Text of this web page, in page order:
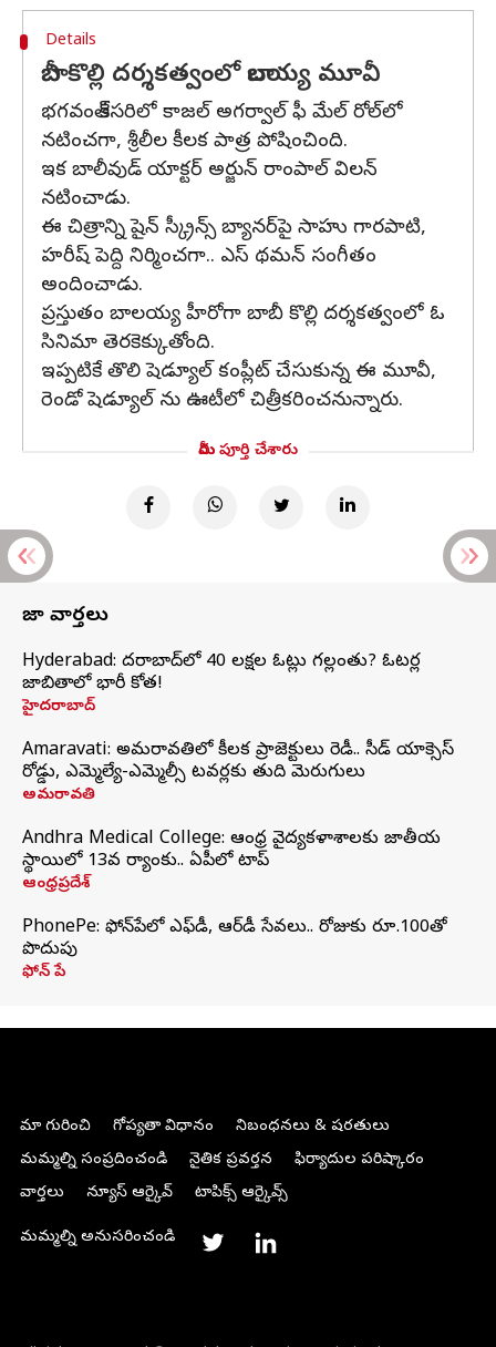
Details
బాబీ కొల్లి దర్శకత్వంలో బాలయ్య మూవీ
భగవంత్ కేసరిలో కాజల్ అగర్వాల్ ఫీ మేల్ రోల్‌లో
నటించగా, శ్రీలీల కీలక పాత్ర పోషించింది.
ఇక బాలీవుడ్ యాక్టర్ అర్జున్ రాంపాల్ విలన్
నటించాడు.
ఈ చిత్రాన్ని షైన్‌ స్క్రీన్స్ బ్యానర్‌పై సాహు గారపాటి,
హ‌రీష్ పెద్ది నిర్మించగా.. ఎస్‌ థమన్‌ సంగీతం
అందించాడు.
ప్రస్తుతం బాలయ్య హీరోగా బాబీ కొల్లి దర్శకత్వంలో ఓ
సినిమా తెరకెక్కుతోంది.
ఇప్పటికే తొలి షెడ్యూల్ కంప్లీట్ చేసుకున్న ఈ మూవీ,
రెండో షెడ్యూల్ ను ఊటీలో చిత్రీకరించనున్నారు.
మీరు పూర్తి చేశారు
తాజా వార్తలు
Hyderabad: హైదరాబాద్‌లో 40 లక్షల ఓట్లు గల్లంతు? ఓటర్ల
జాబితాలో భారీ కోత!
హైదరాబాద్
Amaravati: అమరావతిలో కీలక ప్రాజెక్టులు రెడీ.. సీడ్‌ యాక్సెస్‌
రోడ్డు, ఎమ్మెల్యే-ఎమ్మెల్సీ టవర్లకు తుది మెరుగులు
అమరావతి
Andhra Medical College: ఆంధ్ర వైద్యకళాశాలకు జాతీయ
స్థాయిలో 13వ ర్యాంకు.. ఏపీలో టాప్
ఆంధ్రప్రదేశ్
PhonePe: ఫోన్‌పేలో ఎఫ్‌డీ, ఆర్‌డీ సేవలు.. రోజుకు రూ.100తో
పొదుపు
ఫోన్‌ పే
మా గురించి గోప్యతా విధానం
నిబంధనలు & షరతులు
మమ్మల్ని సంప్రదించండి
నైతిక ప్రవర్తన
ఫిర్యాదుల పరిష్కారం
వార్తలు
న్యూస్ ఆర్కైవ్ టాపిక్స్ ఆర్కైవ్స్
మమ్మల్ని అనుసరించండి